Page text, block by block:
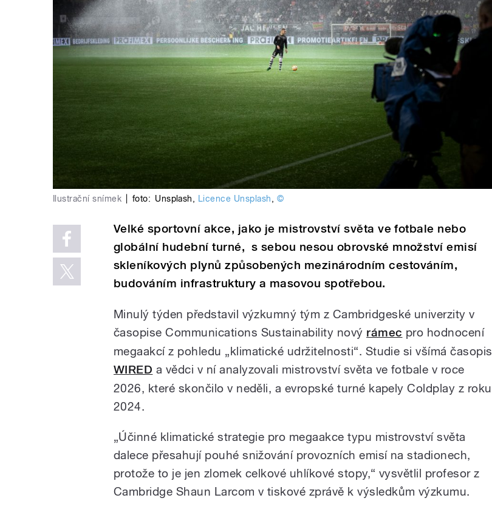
Ilustrační snímek foto: Unsplash, Licence Unsplash, ©
Velké sportovní akce, jako je mistrovství světa ve fotbale nebo
globální hudební turné, s sebou nesou obrovské množství emisí
skleníkových plynů způsobených mezinárodním cestováním,
budováním infrastruktury a masovou spotřebou.
Minulý týden představil výzkumný tým z Cambridgeské univerzity v
časopise Communications Sustainability nový rámec pro hodnocení
megaakcí z pohledu „klimatické udržitelnosti“. Studie si všímá časopis
WIRED a vědci v ní analyzovali mistrovství světa ve fotbale v roce
2026, které skončilo v neděli, a evropské turné kapely Coldplay z roku
2024.
„Účinné klimatické strategie pro megaakce typu mistrovství světa
dalece přesahují pouhé snižování provozních emisí na stadionech,
protože to je jen zlomek celkové uhlíkové stopy,“ vysvětlil profesor z
Cambridge Shaun Larcom v tiskové zprávě k výsledkům výzkumu.